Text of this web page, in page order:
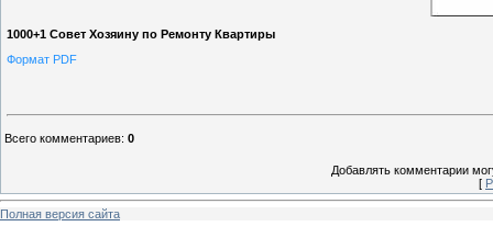
1000+1 Совет Хозяину по Ремонту Квартиры
Формат PDF
Всего комментариев: 0
Добавлять комментарии
[
Полная версия сайта